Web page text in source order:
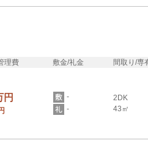
理費 敷金/礼金 間取り/専
円
-
-
2DK
43㎡